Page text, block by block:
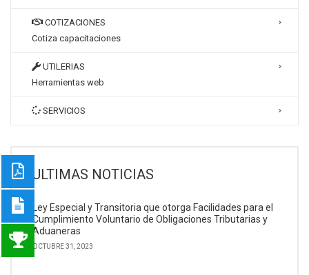
COTIZACIONES
Cotiza capacitaciones
UTILERIAS
Herramientas web
SERVICIOS
ULTIMAS NOTICIAS
Ley Especial y Transitoria que otorga Facilidades para el
Cumplimiento Voluntario de Obligaciones Tributarias y
Aduaneras
OCTUBRE 31, 2023